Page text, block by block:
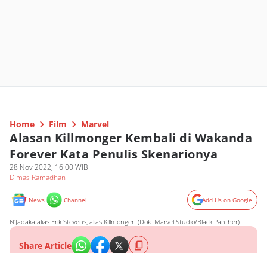
Home Film Marvel
Alasan Killmonger Kembali di Wakanda
Forever Kata Penulis Skenarionya
28 Nov 2022, 16:00 WIB
Dimas Ramadhan
News Channel Add Us on Google
N'Jadaka alias Erik Stevens, alias Killmonger. (Dok. Marvel Studio/Black Panther)
Share Article